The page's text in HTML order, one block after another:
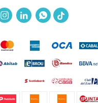
  